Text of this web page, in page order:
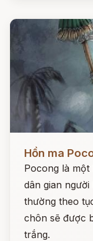
Đọc ngay
Hồn ma
Pocong là
dân gian người
thường theo
chôn sẽ được
trắng.